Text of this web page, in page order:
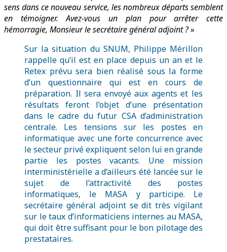
sens dans ce nouveau service, les nombreux départs semblent
en témoigner. Avez-vous un plan pour arrêter cette
hémorragie, Monsieur le secrétaire général adjoint ? »
Sur la situation du SNUM, Philippe Mérillon
rappelle qu’il est en place depuis un an et le
Retex prévu sera bien réalisé sous la forme
d’un questionnaire qui est en cours de
préparation. Il sera envoyé aux agents et les
résultats feront l’objet d’une présentation
dans le cadre du futur CSA d’administration
centrale. Les tensions sur les postes en
informatique avec une forte concurrence avec
le secteur privé expliquent selon lui en grande
partie les postes vacants. Une mission
interministérielle a d’ailleurs été lancée sur le
sujet de l’attractivité des postes
informatiques, le MASA y participe. Le
secrétaire général adjoint se dit très vigilant
sur le taux d’informaticiens internes au MASA,
qui doit être suffisant pour le bon pilotage des
prestataires.